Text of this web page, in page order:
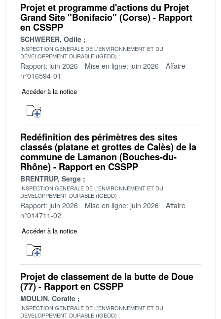
Projet et programme d'actions du Projet
Grand Site "Bonifacio" (Corse) - Rapport
en CSSPP
SCHWERER, Odile
INSPECTION GENERALE DE L'ENVIRONNEMENT ET DU
DEVELOPPEMENT DURABLE (IGEDD)
Rapport: juin 2026 Mise en ligne: juin 2026
Affaire
n°016594-01
Accéder à la notice
Redéfinition des périmètres des sites
classés (platane et grottes de Calès) de la
commune de Lamanon (Bouches-du-
Rhône) - Rapport en CSSPP
BRENTRUP, Serge
INSPECTION GENERALE DE L'ENVIRONNEMENT ET DU
DEVELOPPEMENT DURABLE (IGEDD)
Rapport: juin 2026 Mise en ligne: juin 2026
Affaire
n°014711-02
Accéder à la notice
Projet de classement de la butte de Doue
(77) - Rapport en CSSPP
MOULIN, Coralie
INSPECTION GENERALE DE L'ENVIRONNEMENT ET DU
DEVELOPPEMENT DURABLE (IGEDD)